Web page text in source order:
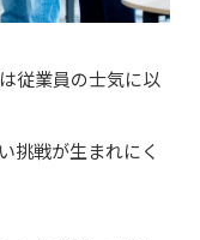
従業員の士気に以
挑戦が生まれにく